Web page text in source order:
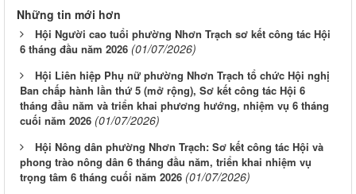
Những tin mới hơn
Hội Người cao tuổi phường Nhơn Trạch sơ kết công tác Hội
6 tháng đầu năm 2026 (01/07/2026)
Hội Liên hiệp Phụ nữ phường Nhơn Trạch tổ chức Hội nghị
Ban chấp hành lần thứ 5 (mở rộng), Sơ kết công tác Hội 6
tháng đầu năm và triển khai phương hướng, nhiệm vụ 6 tháng
cuối năm 2026 (01/07/2026)
Hội Nông dân phường Nhơn Trạch: Sơ kết công tác Hội và
phong trào nông dân 6 tháng đầu năm, triển khai nhiệm vụ
trọng tâm 6 tháng cuối năm 2026 (01/07/2026)